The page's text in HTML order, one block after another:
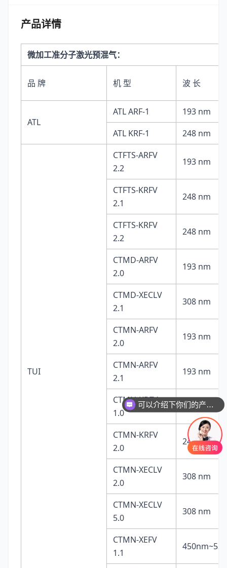
产品详情
微加工准分子激光预混气：
品 牌 机 型 波 长
ATL
ATL ARF-1
193 nm
ATL KRF-1
248 nm
TUI
CTFTS-ARFV
2.2
193 nm
CTFTS-KRFV
2.1
248 nm
CTFTS-KRFV
2.2
248 nm
CTMD-ARFV
2.0
193 nm
CTMD-XECLV
2.1
308 nm
CTMN-ARFV
2.0
193 nm
CTMN-ARFV
2.1
193 nm
CTMN-KRFV
1.0
248 nm
CTMN-KRFV
2.0
248 nm
CTMN-XECLV
2.0
308 nm
CTMN-XECLV
5.0
308 nm
CTMN-XEFV
1.1
可以介绍下你们的产品么